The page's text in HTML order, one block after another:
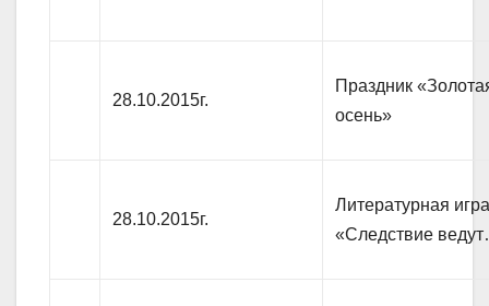
28.10.2015г.
Праздник
осень»
28.10.2015г.
Литературная
«Следствие